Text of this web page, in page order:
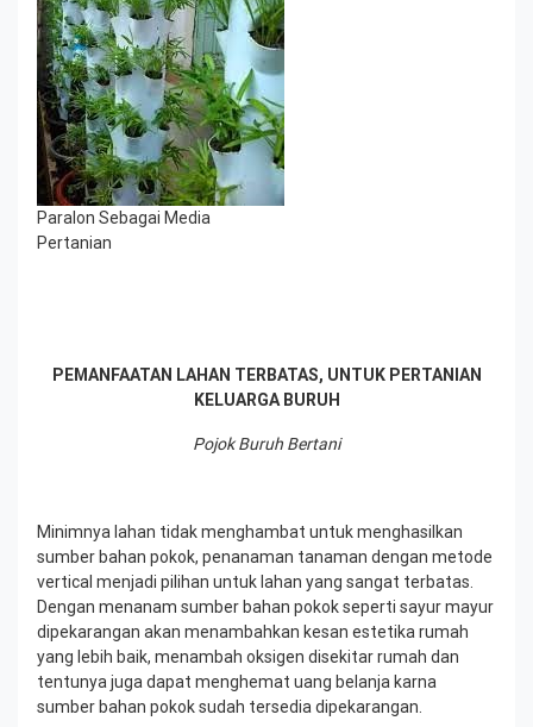
Paralon Sebagai Media
Pertanian
PEMANFAATAN LAHAN TERBATAS, UNTUK PERTANIAN
KELUARGA BURUH
Pojok Buruh Bertani
Minimnya lahan tidak menghambat untuk menghasilkan
sumber bahan pokok, penanaman tanaman dengan metode
vertical menjadi pilihan untuk lahan yang sangat terbatas
Dengan menanam sumber bahan pokok seperti sayur mayur
dipekarangan akan menambahkan kesan estetika rumah
yang lebih baik, menambah oksigen disekitar rumah dan
tentunya juga dapat menghemat uang belanja karna
sumber bahan pokok sudah tersedia dipekarangan.